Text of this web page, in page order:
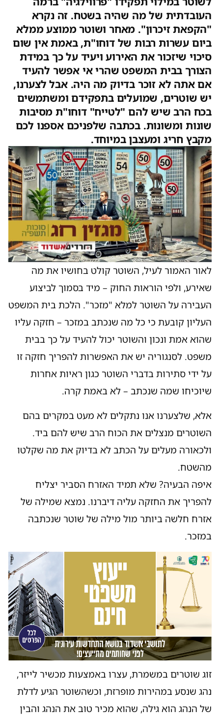
העובדתית של מה שהיה בשטח. זה נקרא
"הקפאת זיכרון". מאחר ושוטר ממוצע ממלא
ביום עשרות רבות של דוחו"ת, באמת אין שום
סיכוי שיזכור את האירוע ויעיד על כך במידת
הצורך בבית המשפט שהרי אי אפשר להעיד
אם אתה לא זוכר בדיוק מה היה. אבל לצערנו,
יש שוטרים, שמועלים בתפקידם ומשתמשים
בכח הרב שיש להם "לטייח" דוחו"ת מסיבות
שונות ומשונות. בכתבה שלפניכם אספנו לכם
מקבץ חריג ומעצבן במיוחד.
לאור האמור לעיל, השוטר קולט בחושיו את מה
שאירע, ולפי הוראות החוק – מיד בסמוך לביצוע
העבירה על השוטר למלא "מזכר". הלכת בית המשפט
העליון קובעת כי כל מה שנכתב במזכר – חזקה עליו
שהוא אמת ונכון והשוטר יכול להעיד על כך בבית
משפט. לסנגוריה יש את האפשרות להפריך חזקה זו
על ידי סתירות בדברי השוטר כגון ראיות אחרות
שיוכיחו שמה שנכתב – לא באמת קרה.
אלא, שלצערנו אנו נתקלים לא מעט במקרים בהם
השוטרים מנצלים את הכוח הרב שיש להם ביד.
ולכאורה מעלים על הכתב לא בדיוק את מה שקלטו
מהשטח.
איפה הבעיה? שלא תמיד האזרח הסביר יצליח
להפריך את החזקה עליה דיברנו. נמצא שמילה של
אזרח חלשה ביותר מול מילה של שוטר שנכתבה
במזכר.
זוג שוטרים במשמרת, עצרו באמצעות מכשיר לייזר,
נהג שנסע במהירות מופרזת, וכשהשוטר הגיע לדלת
של הנהג הוא גילה, שהוא מכיר טוב את הנהג והבין